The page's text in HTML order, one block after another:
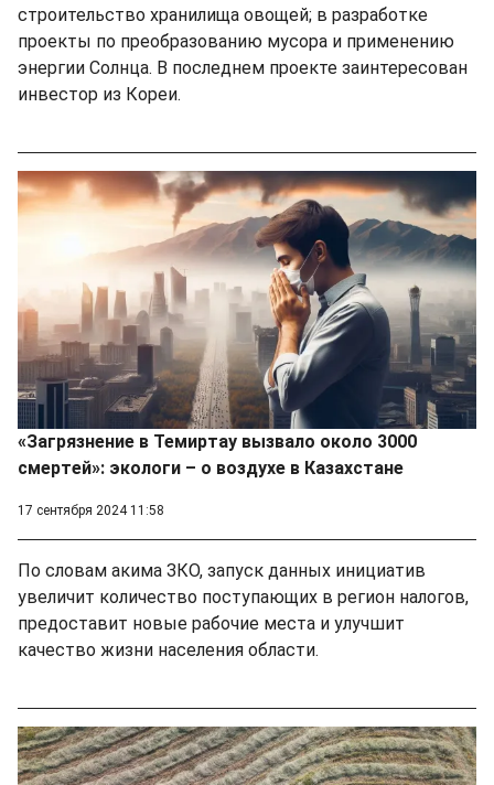
строительство хранилища овощей; в разработке
проекты по преобразованию мусора и применению
энергии Солнца. В последнем проекте заинтересован
инвестор из Кореи.
«Загрязнение в Темиртау вызвало около 3000
смертей»: экологи – о воздухе в Казахстане
17 сентября 2024 11:58
По словам акима ЗКО, запуск данных инициатив
увеличит количество поступающих в регион налогов,
предоставит новые рабочие места и улучшит
качество жизни населения области.